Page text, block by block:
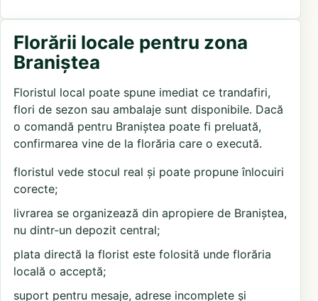
Florării locale pentru zona
Braniștea
Floristul local poate spune imediat ce trandafiri,
flori de sezon sau ambalaje sunt disponibile. Dacă
o comandă pentru Braniștea poate fi preluată,
confirmarea vine de la florăria care o execută.
floristul vede stocul real și poate propune înlocuiri
corecte;
livrarea se organizează din apropiere de Braniștea,
nu dintr-un depozit central;
plata directă la florist este folosită unde florăria
locală o acceptă;
suport pentru mesaje, adrese incomplete și